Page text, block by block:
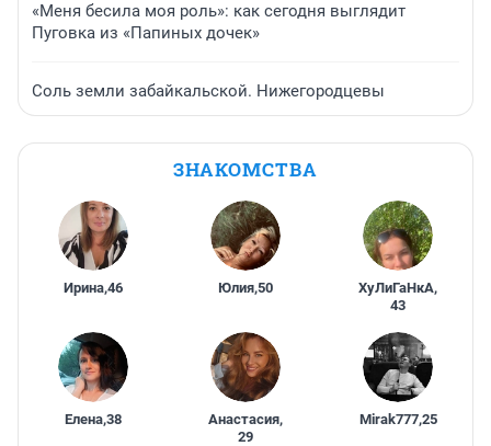
«Меня бесила моя роль»: как сегодня выглядит
Пуговка из «Папиных дочек»
Соль земли забайкальской. Нижегородцевы
ЗНАКОМСТВА
Ирина,46 Юлия,50 ХуЛиГаНкА,
43
Елена,38 Анастасия,
29
Mirak777,25